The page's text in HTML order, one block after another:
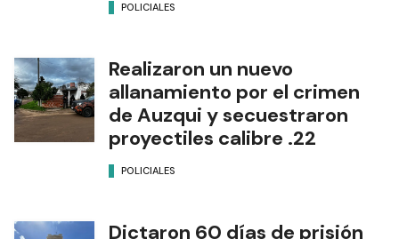
POLICIALES
Realizaron un nuevo
allanamiento por el crimen
de Auzqui y secuestraron
proyectiles calibre .22
POLICIALES
Dictaron 60 días de prisión